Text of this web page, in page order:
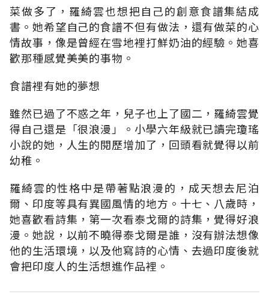
菜做多了，羅綺雲也想把自己的創意食譜集結成
書。她希望自己的食譜不但有做法，還有做菜的心
情故事，像是曾經在雪地裡打鮮奶油的經驗。她喜
歡那種感覺美美的事物。
食譜裡有她的夢想
雖然已過了不惑之年，兒子也上了國二，羅綺雲覺
得自己還是「很浪漫」。小學六年級就已讀完瓊瑤
小說的她，人生的閱歷增加了，回頭看就覺得以前
幼稚。
羅綺雲的性格中是帶著點浪漫的，成天想去尼泊
爾、印度等具有異國風情的地方。十七、八歲時，
她喜歡看詩集，第一次看泰戈爾的詩集，覺得好浪
漫。她說，以前不曉得泰戈爾是誰，沒有辦法想像
他的生活環境，以及他寫詩的心情、去過印度後就
會把印度人的生活想進作品裡。